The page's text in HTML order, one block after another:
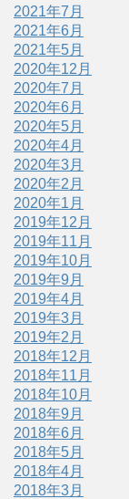
2021年7月
2021年6月
2021年5月
2020年12月
2020年7月
2020年6月
2020年5月
2020年4月
2020年3月
2020年2月
2020年1月
2019年12月
2019年11月
2019年10月
2019年9月
2019年4月
2019年3月
2019年2月
2018年12月
2018年11月
2018年10月
2018年9月
2018年6月
2018年5月
2018年4月
2018年3月